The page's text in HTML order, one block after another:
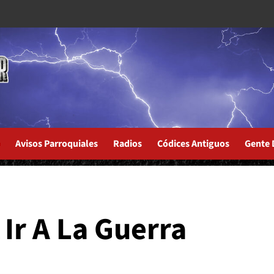
Avisos Parroquiales Radios Códices Antiguos Gente
A La Guerra